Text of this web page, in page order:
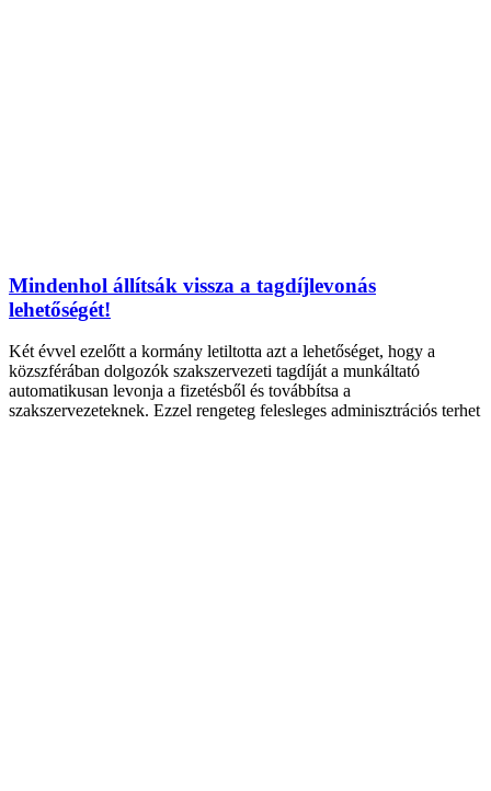
Mindenhol állítsák vissza a tagdíjlevonás
lehetőségét!
Két évvel ezelőtt a kormány letiltotta azt a lehetőséget, hogy a
közszférában dolgozók szakszervezeti tagdíját a munkáltató
automatikusan levonja a fizetésből és továbbítsa a
szakszervezeteknek. Ezzel rengeteg felesleges adminisztrációs terhet